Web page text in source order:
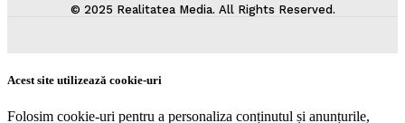
© 2025 Realitatea Media. All Rights Reserved.
Acest site utilizează cookie-uri
Folosim cookie-uri pentru a personaliza conținutul și anunțurile,